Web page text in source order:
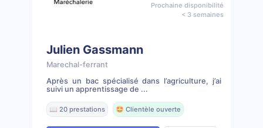
Prochaine disponibilité
< 3 semaines
Julien Gassmann
Marechal-ferrant
Après un bac spécialisé dans l’agriculture, j’ai
suivi un apprentissage de ...
📖 20 prestations 🤩 Clientèle ouverte